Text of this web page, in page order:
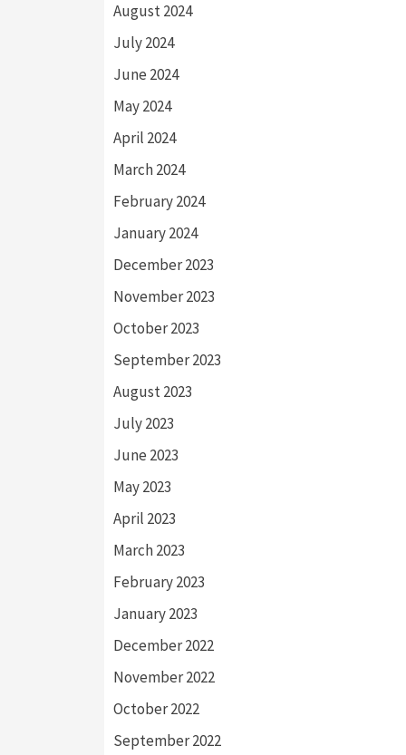
August 2024
July 2024
June 2024
May 2024
April 2024
March 2024
February 2024
January 2024
December 2023
November 2023
October 2023
September 2023
August 2023
July 2023
June 2023
May 2023
April 2023
March 2023
February 2023
January 2023
December 2022
November 2022
October 2022
September 2022